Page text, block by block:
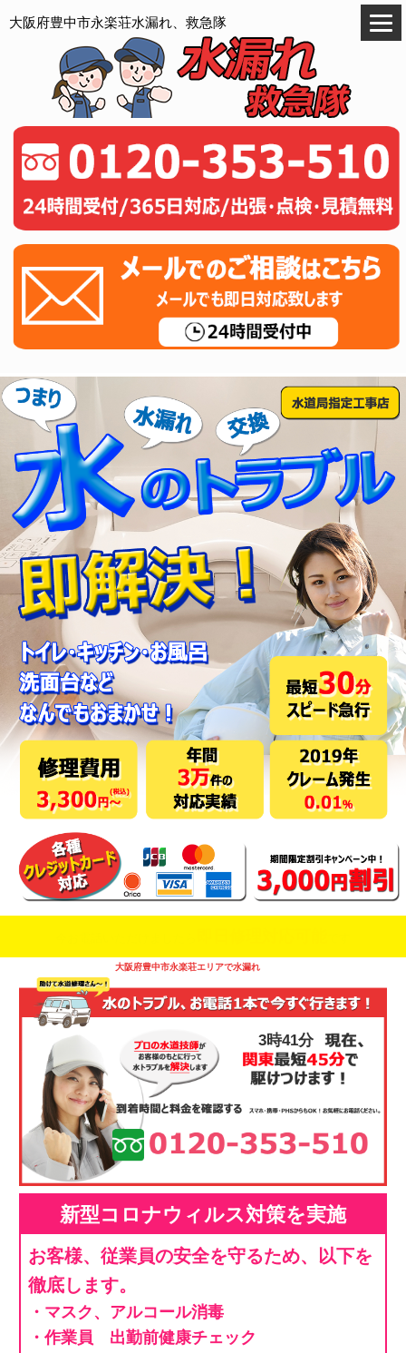
大阪府豊中市永楽荘水漏れ、救急隊
大阪府豊中市永楽荘エリアで水漏れ
3時41分
新型コロナウィルス対策を実施
お客様、従業員の安全を守るため、以下を
徹底します。
・マスク、アルコール消毒
・作業員 出勤前健康チェック